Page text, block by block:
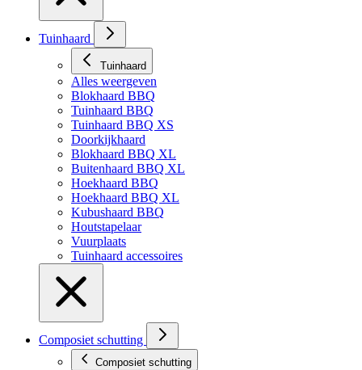
Tuinhaard
Tuinhaard
Alles weergeven
Blokhaard BBQ
Tuinhaard BBQ
Tuinhaard BBQ XS
Doorkijkhaard
Blokhaard BBQ XL
Buitenhaard BBQ XL
Hoekhaard BBQ
Hoekhaard BBQ XL
Kubushaard BBQ
Houtstapelaar
Vuurplaats
Tuinhaard accessoires
Composiet schutting
Composiet schutting